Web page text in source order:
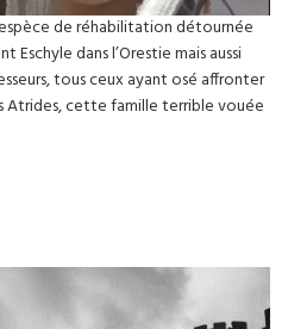
de réhabilitation détournée
Eschyle dans l’Orestie mais aussi
tous ceux ayant osé affronter
Atrides, cette famille terrible vouée